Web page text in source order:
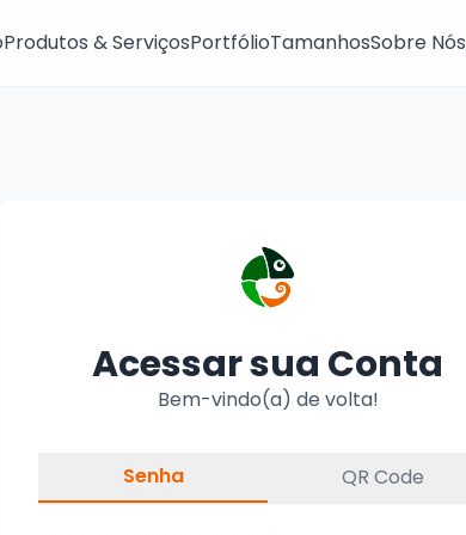
Produtos & ServiçosPortfólioTamanhosSobre Nós
Acessar sua Conta
Bem-vindo(a) de volta!
Senha QR Code